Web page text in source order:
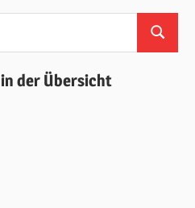
Suchen
der Übersicht